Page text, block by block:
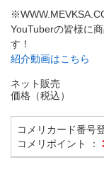
YouTuberの皆様に
す！
紹介動画はこちら
ネット販売
価格（税込）
コメリカード番号
コメリポイント ：